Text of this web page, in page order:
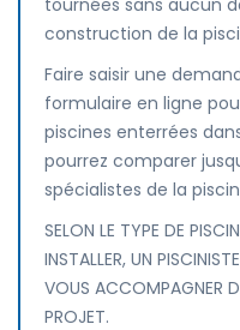
tournées sans aucun
construction de la
Faire saisir une
formulaire en ligne
piscines enterrées
pourrez comparer
spécialistes de la
SELON LE TYPE DE
INSTALLER, UN
VOUS ACCOMPAGNER
PROJET.